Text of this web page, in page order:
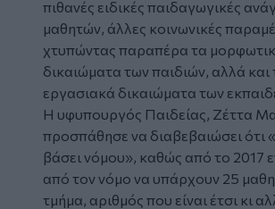
πιθανές ειδικές παιδαγωγικές
μαθητών, άλλες κοινωνικές
χτυπώντας παραπέρα τα
δικαιώματα των παιδιών, αλλά και
εργασιακά δικαιώματα των
Η υφυπουργός Παιδείας, Ζέττα
προσπάθησε να διαβεβαιώσει ότι
βάσει νόμου», καθώς από το 2017
από τον νόμο να υπάρχουν 25
τμήμα, αριθμός που είναι έτσι κι